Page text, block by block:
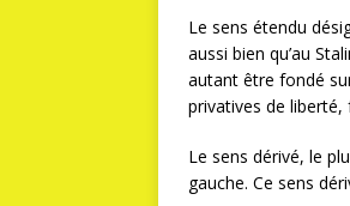
Le sens étendu
aussi bien qu’au
autant être fondé
privatives de liberté,
Le sens dérivé, le
gauche. Ce sens